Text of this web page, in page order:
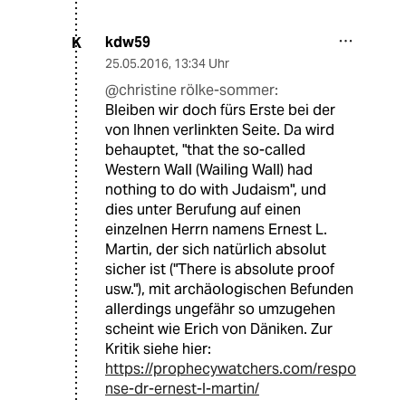
K kdw59
25.05.2016, 13:34 Uhr
@christine rölke-sommer:
Bleiben wir doch fürs Erste bei der
von Ihnen verlinkten Seite. Da wird
behauptet, "that the so-called
Western Wall (Wailing Wall) had
nothing to do with Judaism", und
dies unter Berufung auf einen
einzelnen Herrn namens Ernest L.
Martin, der sich natürlich absolut
sicher ist ("There is absolute proof
usw."), mit archäologischen Befunden
allerdings ungefähr so umzugehen
scheint wie Erich von Däniken. Zur
Kritik siehe hier:
https://prophecywatchers.com/respo
nse-dr-ernest-l-martin/